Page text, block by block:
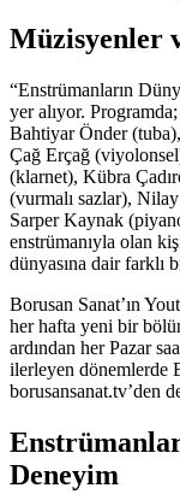
Müzisyenler
“Enstrümanların
yer alıyor.
Bahtiyar Önder
Çağ Erçağ
(klarnet), Kübra
(vurmalı sazlar),
Sarper Kaynak
enstrümanıyla olan
dünyasına dair farklı
Borusan Sanat’ın
her hafta yeni bir
ardından her Pazar
ilerleyen dönemlerde
borusansanat.tv’den
Deneyim